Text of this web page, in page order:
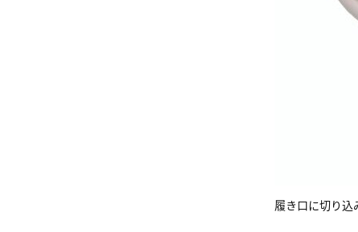
履き口に切り込